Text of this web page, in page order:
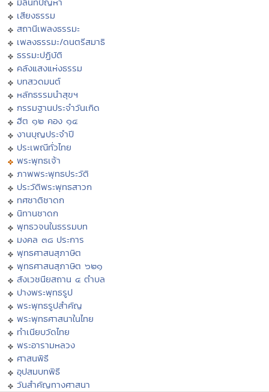
เสียงธรรม
สถานีเพลงธรรมะ
เพลงธรรมะ/ดนตรีสมาธิ
ธรรมะปฏิบัติ
คลังแสงแห่งธรรม
บทสวดมนต์
หลักธรรมนำสุขฯ
กรรมฐานประจำวันเกิด
ฮีต ๑๒ คอง ๑๔
งานบุญประจำปี
ประเพณีทั่วไทย
พระพุทธเจ้า
ภาพพระพุทธประวัติ
ประวัติพระพุทธสาวก
ทศชาติชาดก
นิทานชาดก
พุทธวจนในธรรมบท
มงคล ๓๘ ประการ
พุทธศาสนสุภาษิต
พุทธศาสนสุภาษิต ๖๒๑
สังเวชนียสถาน ๔ ตำบล
ปางพระพุทธรูป
พระพุทธรูปสำคัญ
พระพุทธศาสนาในไทย
ทำเนียบวัดไทย
พระอารามหลวง
ศาสนพิธี
อุปสมบทพิธี
วันสำคัญทางศาสนา